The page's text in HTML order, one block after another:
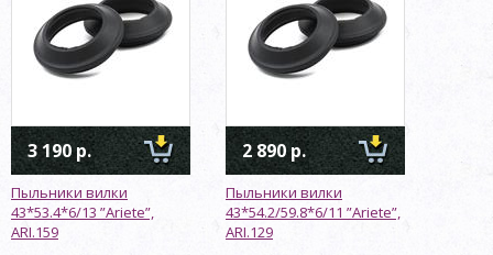
3 190 р.
Пыльники вилки
43*53.4*6/13 ”Ariete”,
ARI.159
2 890 р.
Пыльники вилки
43*54.2/59.8*6/11 ”Ariete”,
ARI.129